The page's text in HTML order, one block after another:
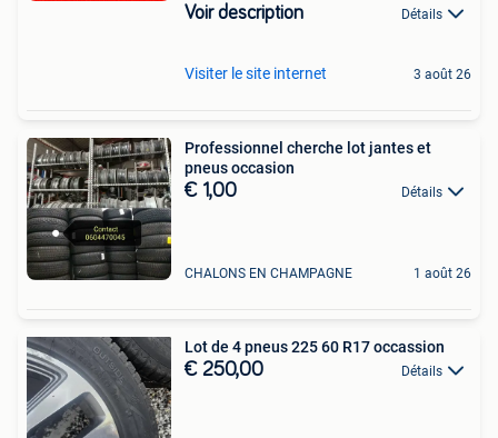
Voir description Détails
Visiter le site internet 3 août 26
Professionnel cherche lot jantes et
pneus occasion
€ 1,00 Détails
CHALONS EN CHAMPAGNE 1 août 26
Lot de 4 pneus 225 60 R17 occassion
€ 250,00 Détails